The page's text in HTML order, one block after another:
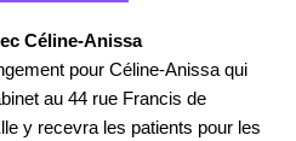
Céline-Anissa
pour Céline-Anissa qui
au 44 rue Francis de
y recevra les patients pour les